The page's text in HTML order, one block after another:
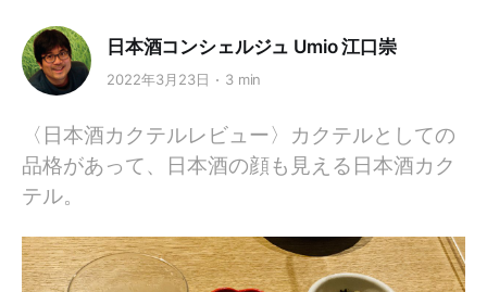
日本酒コンシェルジュ Umio 江口崇
2022年3月23日 3 min
〈日本酒カクテルレビュー〉カクテルとしての
品格があって、日本酒の顔も見える日本酒カク
テル。